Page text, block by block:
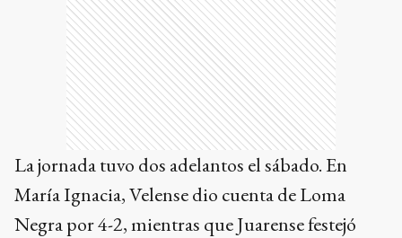
La jornada tuvo dos adelantos el sábado. En
María Ignacia, Velense dio cuenta de Loma
Negra por 4-2, mientras que Juarense festejó